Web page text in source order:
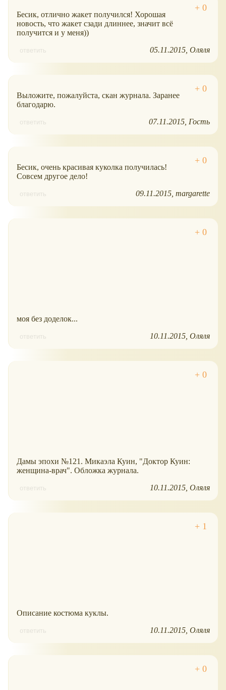
Бесик, отлично жакет получился! Хорошая
новость, что жакет сзади длиннее, значит всё
получится и у меня))
ответить 05.11.2015 Оляля
Выложите, пожалуйста, скан журнала. Заранее
благодарю.
ответить 07.11.2015 Гость
Бесик, очень красивая куколка получилась!
Совсем другое дело!
ответить 09.11.2015 margarette
моя без доделок...
ответить 10.11.2015 Оляля
Дамы эпохи №121. Микаэла Куин, "Доктор Куин:
женщина-врач". Обложка журнала.
ответить 10.11.2015 Оляля
Описание костюма куклы.
ответить 10.11.2015 Оляля